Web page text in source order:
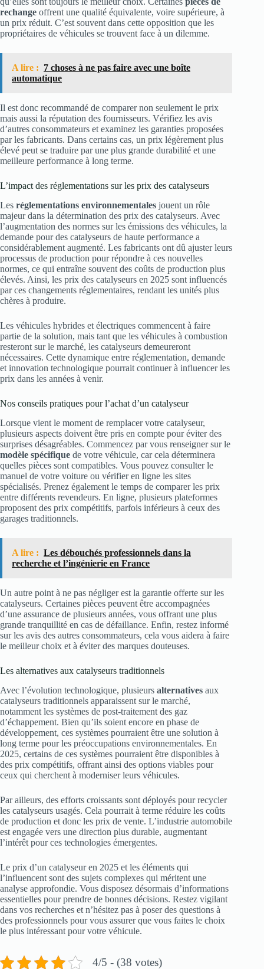
rechange offrent une qualité équivalente, voire supérieure, à
un prix réduit. C’est souvent dans cette opposition que les
propriétaires de véhicules se trouvent face à un dilemme.
A lire : 7 choses à ne pas faire avec une boîte
automatique
Il est donc recommandé de comparer non seulement le prix
mais aussi la réputation des fournisseurs. Vérifiez les avis
d’autres consommateurs et examinez les garanties proposées
par les fabricants. Dans certains cas, un prix légèrement plus
élevé peut se traduire par une plus grande durabilité et une
meilleure performance à long terme.
L’impact des réglementations sur les prix des catalyseurs
Les réglementations environnementales jouent un rôle
majeur dans la détermination des prix des catalyseurs. Avec
l’augmentation des normes sur les émissions des véhicules, la
demande pour des catalyseurs de haute performance a
considérablement augmenté. Les fabricants ont dû ajuster leurs
processus de production pour répondre à ces nouvelles
normes, ce qui entraîne souvent des coûts de production plus
élevés. Ainsi, les prix des catalyseurs en 2025 sont influencés
par ces changements réglementaires, rendant les unités plus
chères à produire.
Les véhicules hybrides et électriques commencent à faire
partie de la solution, mais tant que les véhicules à combustion
resteront sur le marché, les catalyseurs demeureront
nécessaires. Cette dynamique entre réglementation, demande
et innovation technologique pourrait continuer à influencer les
prix dans les années à venir.
Nos conseils pratiques pour l’achat d’un catalyseur
Lorsque vient le moment de remplacer votre catalyseur,
plusieurs aspects doivent être pris en compte pour éviter des
surprises désagréables. Commencez par vous renseigner sur le
modèle spécifique de votre véhicule, car cela déterminera
quelles pièces sont compatibles. Vous pouvez consulter le
manuel de votre voiture ou vérifier en ligne les sites
spécialisés. Prenez également le temps de comparer les prix
entre différents revendeurs. En ligne, plusieurs plateformes
proposent des prix compétitifs, parfois inférieurs à ceux des
garages traditionnels.
A lire : Les débouchés professionnels dans la
recherche et l’ingénierie en France
Un autre point à ne pas négliger est la garantie offerte sur les
catalyseurs. Certaines pièces peuvent être accompagnées
d’une assurance de plusieurs années, vous offrant une plus
grande tranquillité en cas de défaillance. Enfin, restez informé
sur les avis des autres consommateurs, cela vous aidera à faire
le meilleur choix et à éviter des marques douteuses.
Les alternatives aux catalyseurs traditionnels
Avec l’évolution technologique, plusieurs alternatives aux
catalyseurs traditionnels apparaissent sur le marché,
notamment les systèmes de post-traitement des gaz
d’échappement. Bien qu’ils soient encore en phase de
développement, ces systèmes pourraient être une solution à
long terme pour les préoccupations environnementales. En
2025, certains de ces systèmes pourraient être disponibles à
des prix compétitifs, offrant ainsi des options viables pour
ceux qui cherchent à moderniser leurs véhicules.
Par ailleurs, des efforts croissants sont déployés pour recycler
les catalyseurs usagés. Cela pourrait à terme réduire les coûts
de production et donc les prix de vente. L’industrie automobile
est engagée vers une direction plus durable, augmentant
l’intérêt pour ces technologies émergentes.
Le prix d’un catalyseur en 2025 et les éléments qui
l’influencent sont des sujets complexes qui méritent une
analyse approfondie. Vous disposez désormais d’informations
essentielles pour prendre de bonnes décisions. Restez vigilant
dans vos recherches et n’hésitez pas à poser des questions à
des professionnels pour vous assurer que vous faites le choix
le plus intéressant pour votre véhicule.
4/5 - (38 votes)